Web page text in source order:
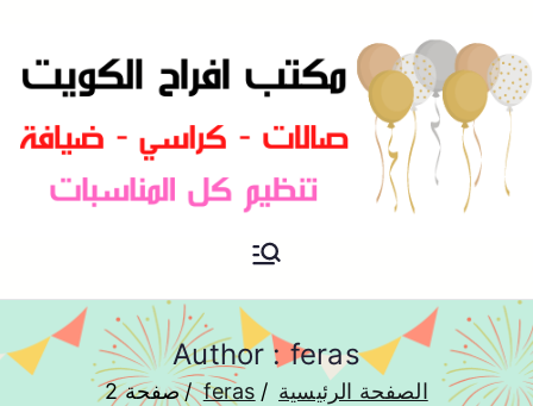
مكتب افراح و مناسبات و زواج و
Author :feras
الصفحة الرئيسية feras صفحة 2